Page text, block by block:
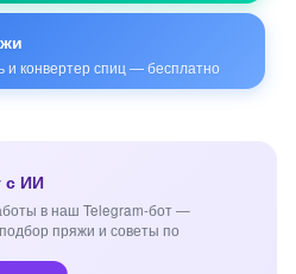
и конвертер спиц — бесплатно
с ИИ
в наш Telegram-бот —
пряжи и советы по